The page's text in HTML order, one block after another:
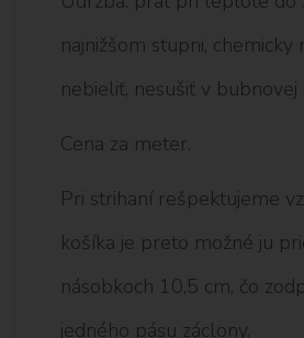
najnižšom stupni, chemicky
nebieliť, nesušiť v bubnovej
Cena za meter.
Pri strihaní rešpektujeme
košíka je preto možné ju
násobkoch 10,5 cm, čo
jedného pásu záclony.